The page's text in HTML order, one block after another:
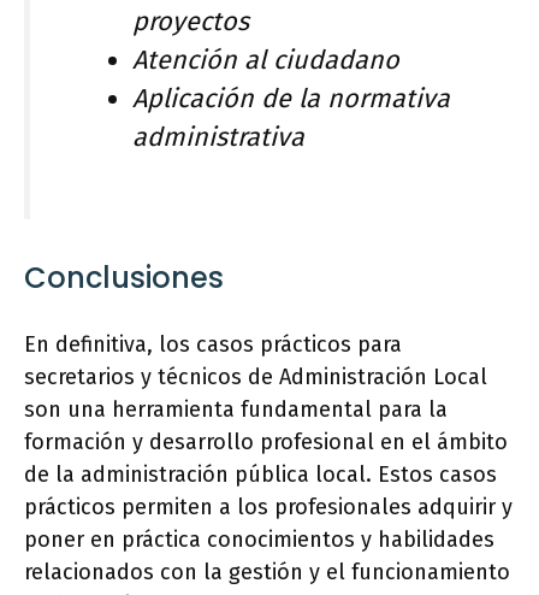
proyectos
Atención al ciudadano
Aplicación de la normativa
administrativa
Conclusiones
En definitiva, los casos prácticos para
secretarios y técnicos de Administración Local
son una herramienta fundamental para la
formación y desarrollo profesional en el ámbito
de la administración pública local. Estos casos
prácticos permiten a los profesionales adquirir y
poner en práctica conocimientos y habilidades
relacionados con la gestión y el funcionamiento